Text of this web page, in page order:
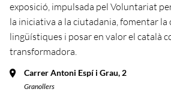
exposició, impulsada pel Voluntariat
la iniciativa a la ciutadania, fomentar la
lingüístiques i posar en valor el català
transformadora.
Carrer Antoni Espí i Grau, 2
Granollers